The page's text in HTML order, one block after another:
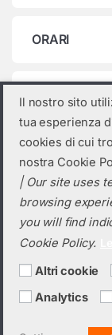
ORARI
Categorie
Seleziona una
Il nostro sito
tua esperienza
cookies di cui
nostra Cookie
| Our site uses
browsing
you will find
Cookie Policy.
Altri cookie
Analytics